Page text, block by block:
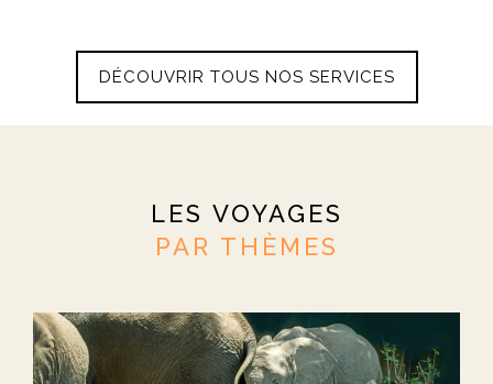
DÉCOUVRIR TOUS NOS SERVICES
LES VOYAGES
PAR THÈMES